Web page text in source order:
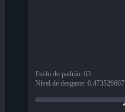
Estilo do padrão: 63
Nível de desgaste: 0,473529607